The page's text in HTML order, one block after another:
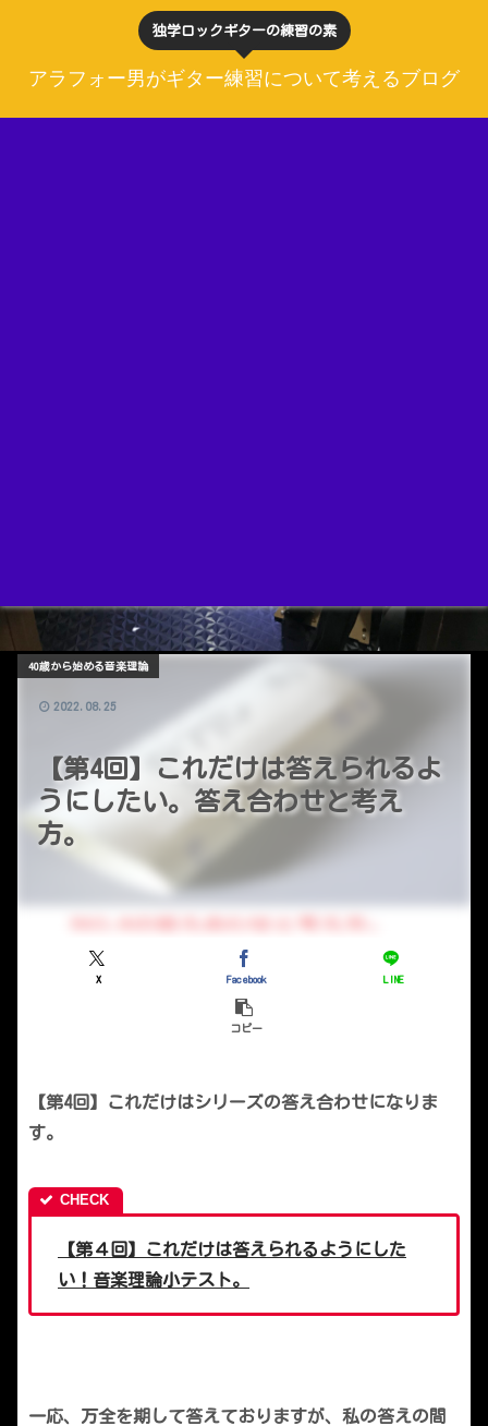
独学ロックギターの練習の素
アラフォー男がギター練習について考えるブログ
【第4回】これだけは答えられるよ
うにしたい。答え合わせと考え
方。
40歳から始める音楽理論
X Facebook LINE
コピー
2022.08.25
【第4回】これだけはシリーズの答え合わせになりま
す。
【第４回】これだけは答えられるようにした
い！音楽理論小テスト。
一応、万全を期して答えておりますが、私の答えの間